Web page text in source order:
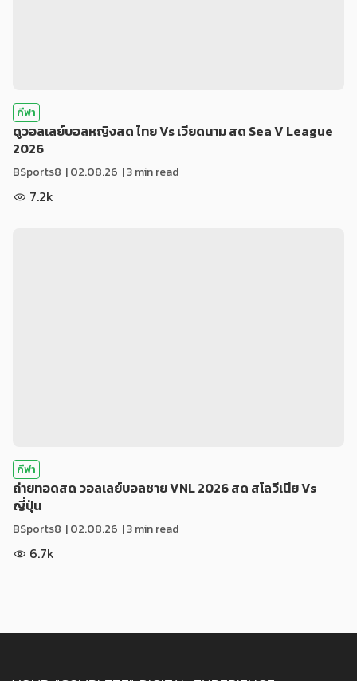
กีฬา
ดูวอลเลย์บอลหญิงสด ไทย Vs เวียดนาม สด Sea V League
2026
BSports8 |02.08.26 | 3 min read
7.2k
กีฬา
ถ่ายทอดสด วอลเลย์บอลชาย VNL 2026 สด สโลวีเนีย Vs
ญี่ปุ่น
BSports8 |02.08.26 | 3 min read
6.7k